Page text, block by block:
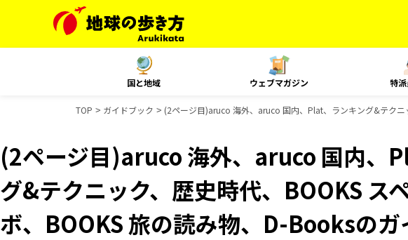
国と地域 ウェブマガジン 特
TOP ガイドブック (2ページ目)aruco 海外、aruco 国内、Plat、ランキング&テク
(2ページ目)aruco 海外、aruco 国内、
グ&テクニック、歴史時代、BOOKS ス
ボ、BOOKS 旅の読み物、D-Booksの